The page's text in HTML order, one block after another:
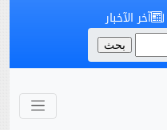
آخر الآخبار